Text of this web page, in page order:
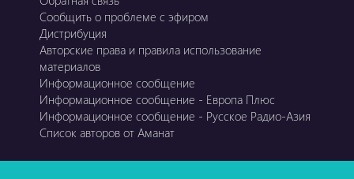
Сообщить о проблеме с эфиром
Дистрибуция
Авторские права и правила использование
материалов
Информационное сообщение
Информационное сообщение - Европа Плюс
Информационное сообщение - Русское Радио-Азия
Список авторов от Аманат